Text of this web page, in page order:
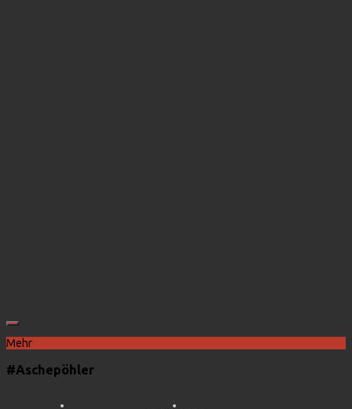
Mehr
#Aschepöhler